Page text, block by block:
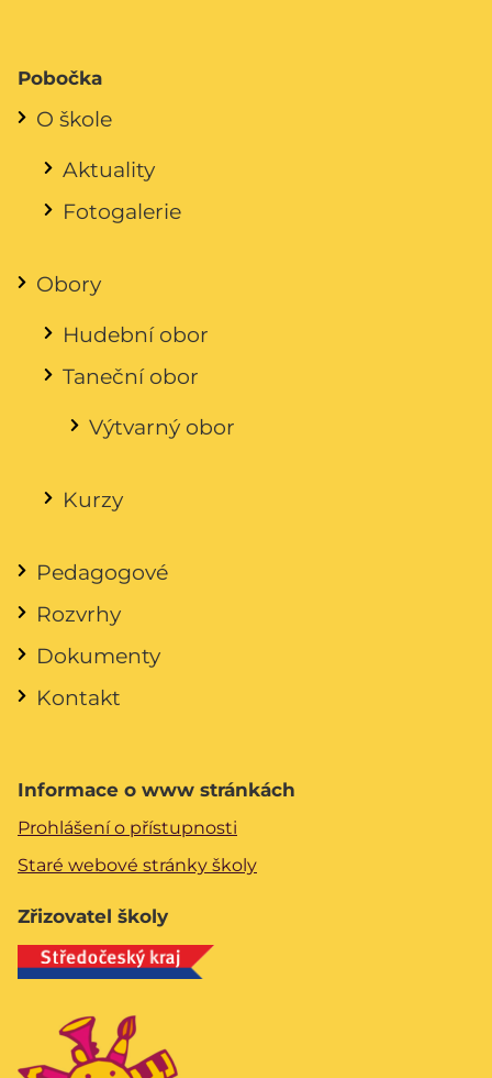
Pobočka
O škole
Aktuality
Fotogalerie
Obory
Hudební obor
Taneční obor
Výtvarný obor
Kurzy
Pedagogové
Rozvrhy
Dokumenty
Kontakt
Informace o www stránkách
Prohlášení o přístupnosti
Staré webové stránky školy
Zřizovatel školy